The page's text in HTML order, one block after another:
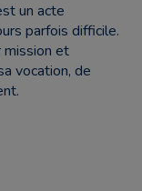
un acte
parfois difficile.
mission et
vocation, de